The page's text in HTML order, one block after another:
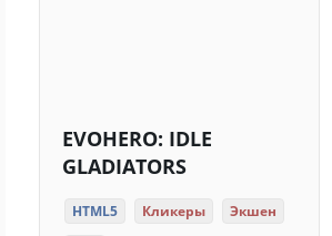
EVOHERO: IDLE
GLADIATORS
HTML5 Кликеры
Экшен